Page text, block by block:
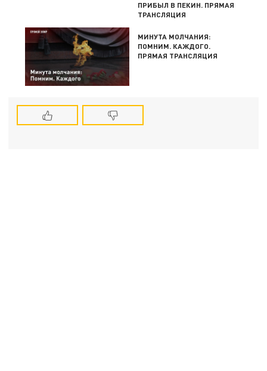
ПРИБЫЛ В ПЕКИН. ПРЯМАЯ
ТРАНСЛЯЦИЯ
МИНУТА МОЛЧАНИЯ:
ПОМНИМ. КАЖДОГО.
ПРЯМАЯ ТРАНСЛЯЦИЯ